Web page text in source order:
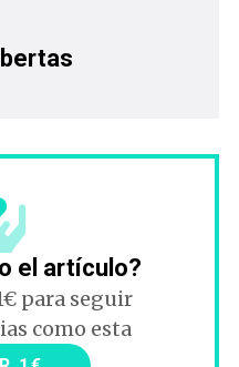
el artículo?
para seguir
como esta